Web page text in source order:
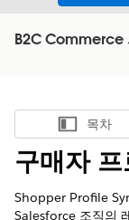
B2C Commerce
목차 표시
목차
구매자
Shopper Profile
Salesforce 조직의